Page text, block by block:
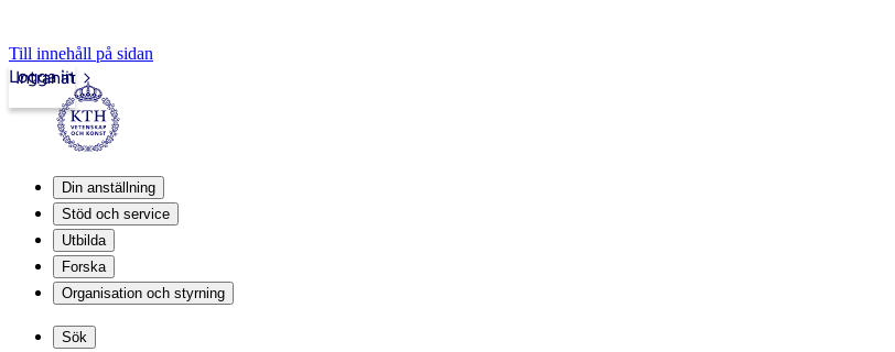
Till innehåll på sidan
Intranät
Logga in
Din anställning
Stöd och service
Utbilda
Forska
Organisation och styrning
Sök